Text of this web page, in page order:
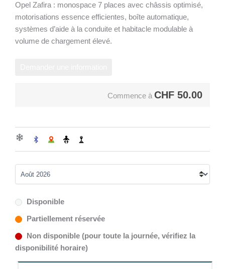
Opel Zafira : monospace 7 places avec châssis optimisé,
motorisations essence efficientes, boîte automatique,
systèmes d’aide à la conduite et habitacle modulable à
volume de chargement élevé.
Commence à CHF 50.00
Disponible
Partiellement réservée
Non disponible (pour toute la journée, vérifiez la
disponibilité horaire)